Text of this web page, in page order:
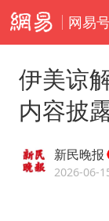
网易
伊美谅
内容披
新民晚报
2026-06-